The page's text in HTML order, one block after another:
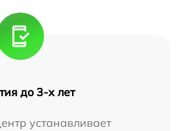
до 3-х лет
устанавливает